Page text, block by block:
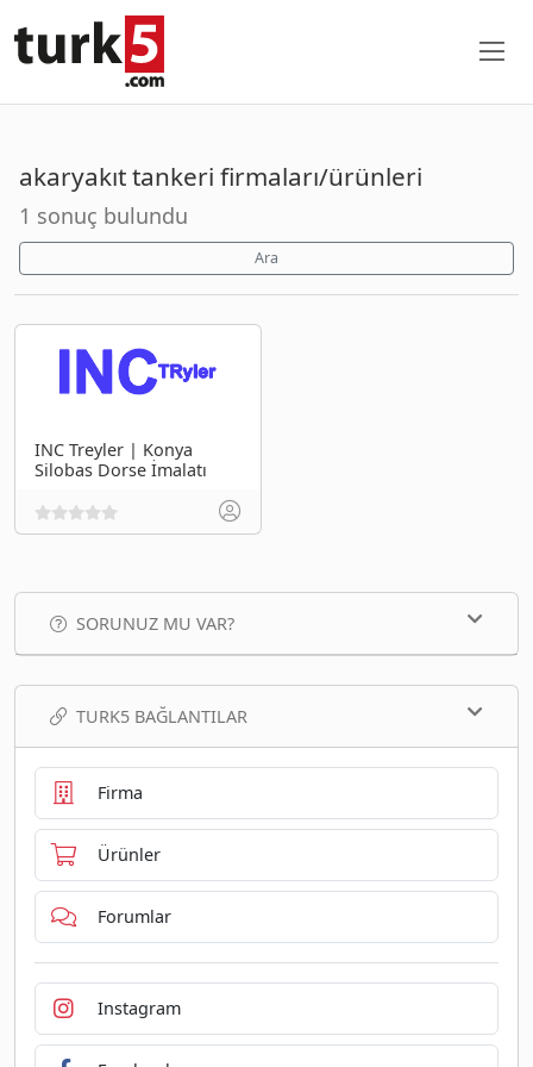
akaryakıt tankeri firmaları/ürünleri
1 sonuç bulundu
Ara
INC Treyler | Konya
Silobas Dorse İmalatı
SORUNUZ MU VAR?
TURK5 BAĞLANTILAR
Firma
Ürünler
Forumlar
Instagram